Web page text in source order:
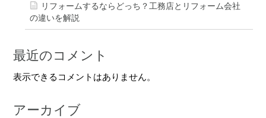
リフォームするならどっち？工務店とリフォーム会社
の違いを解説
最近のコメント
表示できるコメントはありません。
アーカイブ